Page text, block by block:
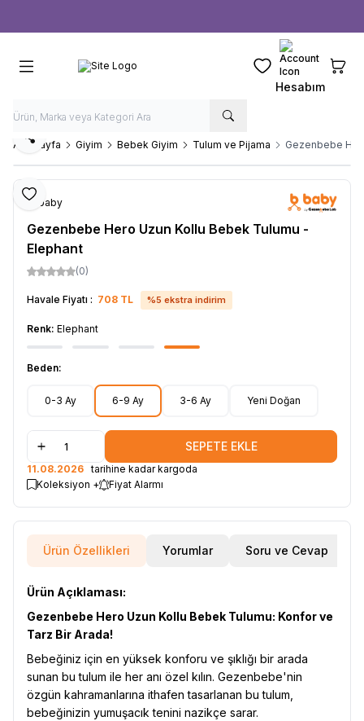
Favorilerim
Hesabım
Ana Sayfa Giyim Bebek Giyim Tulum ve Pijama Gezenbebe
Favoriye Ekle
Paylaş
b-baby
Gezenbebe Hero Uzun Kollu Bebek Tulumu -
Elephant
(0)
Havale Fiyatı : 708 TL %5 ekstra indirim
Renk: Elephant
Beden:
0-3 Ay 6-9 Ay 3-6 Ay Yeni Doğan
SEPETE EKLE
11.08.2026 tarihine kadar kargoda
Koleksiyon +
Fiyat Alarmı
Ürün Özellikleri Yorumlar Soru ve Cevap
Ürün Açıklaması:
Gezenbebe Hero Uzun Kollu Bebek Tulumu: Konfor ve
Tarz Bir Arada!
Bebeğiniz için en yüksek konforu ve şıklığı bir arada
sunan bu tulum ile her anı özel kılın. Gezenbebe'nin
özgün kahramanlarına ithafen tasarlanan bu tulum,
bebeğinizin yumuşacık tenini nazikçe sarar.